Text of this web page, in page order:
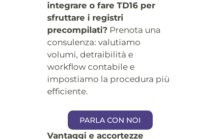
integrare o fare TD16 per
sfruttare i registri
precompilati? Prenota una
consulenza: valutiamo
volumi, detraibilità e
workflow contabile e
impostiamo la procedura più
efficiente.
PARLA CON NOI
Vantaggi e accortezze